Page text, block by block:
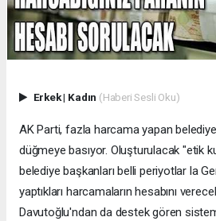
Erkek| Kadın (Haberi Sesli Oku)
AK Parti, fazla harcama yapan
düğmeye basıyor. Oluşturulacak "etik
belediye başkanları belli periyotlar la
yaptıkları harcamaların hesabını
Davutoğlu'ndan da destek gören